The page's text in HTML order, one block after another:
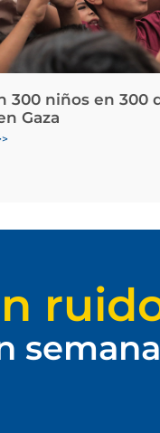
300 niños en 300
Gaza